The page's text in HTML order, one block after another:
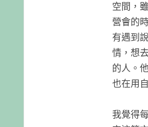
空間，
營會的
有遇到
情，想
的人。
也在用
我覺得